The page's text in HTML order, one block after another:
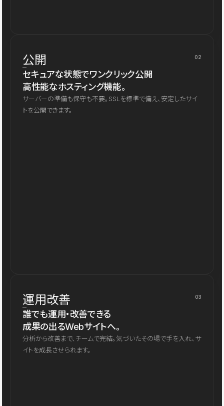
公開 02
セキュアな状態でワンクリック公開
高性能なホスティング機能。
サーバーの準備も保守も不要。SSLを標準で備え、安定したサイ
トを公開できます。
運用改善 03
誰でも運用・改善できる
成果の出るWebサイトへ。
分析から改善まで、チームで完結。気づいたその場で手を入れ、サ
イトを成長させられます。